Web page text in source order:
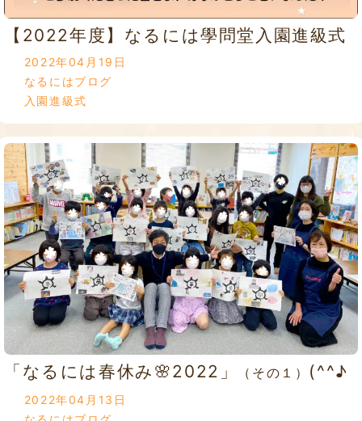
【2022年度】なるには學問堂入園進級式
2022年04月19日
なるにはブログ
入園進級式
「なるには春休み🌸2022」 （その１） (^^♪
2022年04月13日